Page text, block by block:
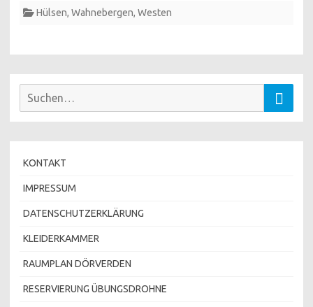
Hülsen, Wahnebergen, Westen
Suchen
KONTAKT
IMPRESSUM
DATENSCHUTZERKLÄRUNG
KLEIDERKAMMER
RAUMPLAN DÖRVERDEN
RESERVIERUNG ÜBUNGSDROHNE